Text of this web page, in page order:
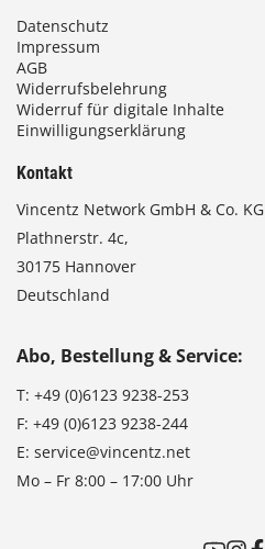
Datenschutz
Impressum
AGB
Widerrufsbelehrung
Widerruf für digitale Inhalte
Einwilligungserklärung
Kontakt
Vincentz Network GmbH & Co. KG
Plathnerstr. 4c,
30175 Hannover
Deutschland
Abo, Bestellung & Service:
T: +49 (0)6123 9238-253
F: +49 (0)6123 9238-244
E: service@vincentz.net
Mo – Fr 8:00 – 17:00 Uhr